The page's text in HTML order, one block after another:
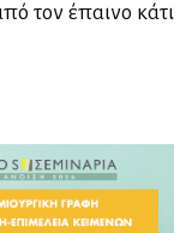
τον έπαι­νο κά­τι